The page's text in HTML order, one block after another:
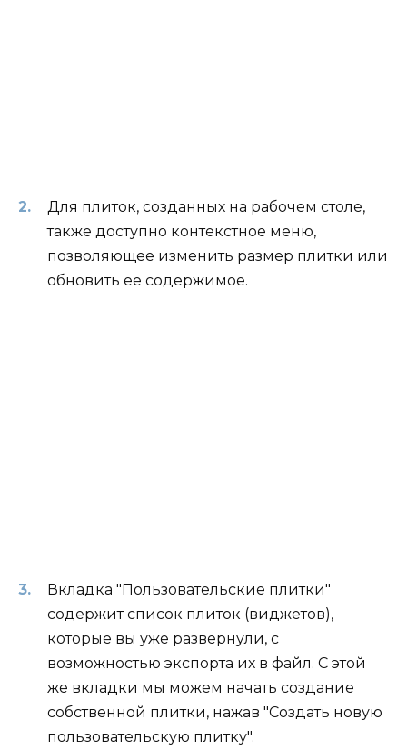
Для плиток, созданных на рабочем столе,
также доступно контекстное меню,
позволяющее изменить размер плитки или
обновить ее содержимое.
Вкладка "Пользовательские плитки"
содержит список плиток (виджетов),
которые вы уже развернули, с
возможностью экспорта их в файл. С этой
же вкладки мы можем начать создание
собственной плитки, нажав "Создать новую
пользовательскую плитку".